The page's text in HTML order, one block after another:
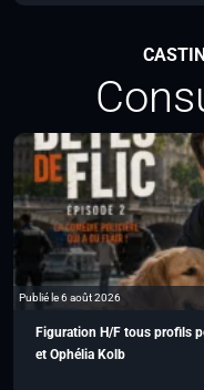
Publié le 6 août 2026
Figuration H/F tous profils
et Ophélia Kolb